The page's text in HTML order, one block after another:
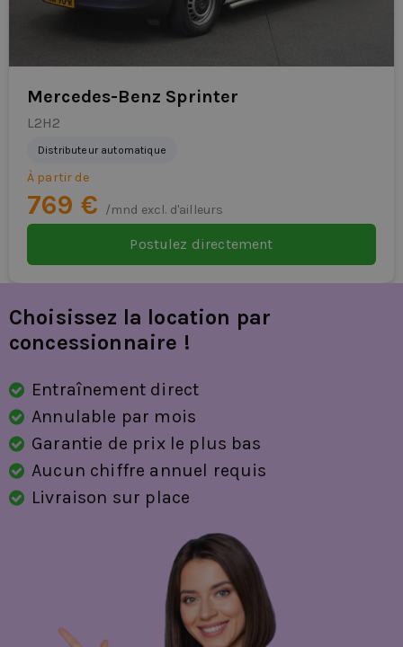
Mercedes-Benz Sprinter
L2H2
Distributeur automatique
À partir de
769 € /mnd excl. d'ailleurs
Postulez directement
Choisissez la location par
concessionnaire !
Entraînement direct
Annulable par mois
Garantie de prix le plus bas
Aucun chiffre annuel requis
Livraison sur place